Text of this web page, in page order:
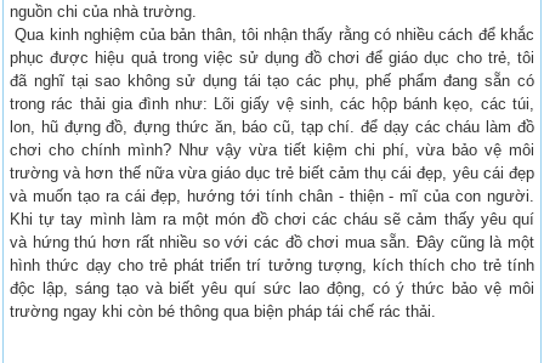
nguồn chi của nhà trường.
Qua kinh nghiệm của bản thân, tôi nhận thấy rằng có nhiều cách để khắc
phục được hiệu quả trong việc sử dụng đồ chơi để giáo dục cho trẻ, tôi
đã nghĩ tại sao không sử dụng tái tạo các phụ, phế phẩm đang sẵn có
trong rác thải gia đình như: Lõi giấy vệ sinh, các hộp bánh kẹo, các túi,
lon, hũ đựng đồ, đựng thức ăn, báo cũ, tạp chí. để dạy các cháu làm đồ
chơi cho chính mình? Như vậy vừa tiết kiệm chi phí, vừa bảo vệ môi
trường và hơn thế nữa vừa giáo dục trẻ biết cảm thụ cái đẹp, yêu cái đẹp
và muốn tạo ra cái đẹp, hướng tới tính chân - thiện - mĩ của con người.
Khi tự tay mình làm ra một món đồ chơi các cháu sẽ cảm thấy yêu quí
và hứng thú hơn rất nhiều so với các đồ chơi mua sẵn. Đây cũng là một
hình thức dạy cho trẻ phát triển trí tưởng tượng, kích thích cho trẻ tính
độc lập, sáng tạo và biết yêu quí sức lao động, có ý thức bảo vệ môi
trường ngay khi còn bé thông qua biện pháp tái chế rác thải.